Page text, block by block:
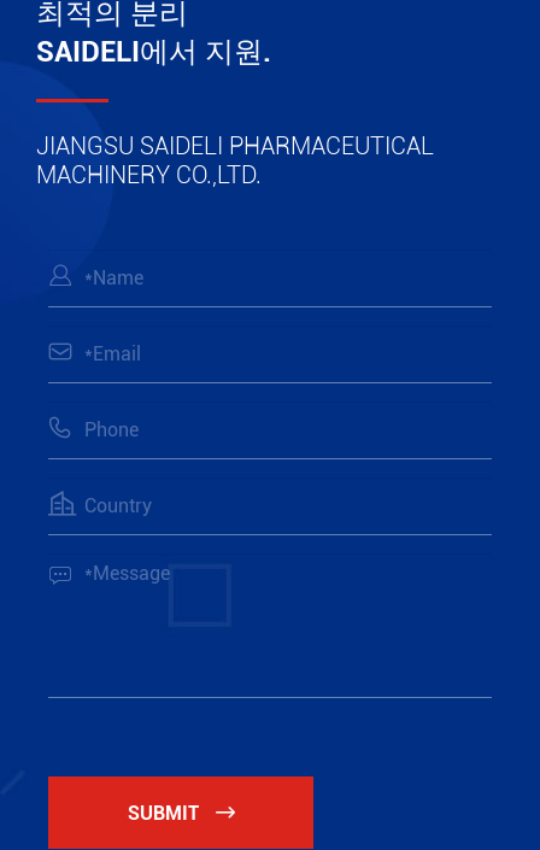
최적의 분리
SAIDELI에서 지원.
JIANGSU SAIDELI PHARMACEUTICAL
MACHINERY CO.,LTD.





SUBMIT 